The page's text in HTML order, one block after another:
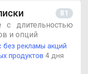
81
с длительностью
и опций
рекламы акций
продуктов 4 дня